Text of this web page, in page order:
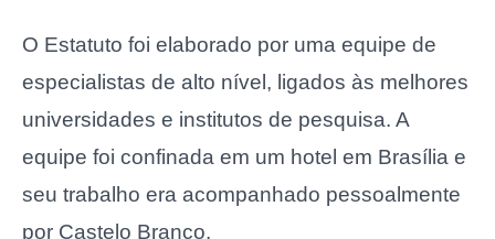
O Estatuto foi elaborado por uma equipe de
especialistas de alto nível, ligados às melhores
universidades e institutos de pesquisa. A
equipe foi confinada em um hotel em Brasília e
seu trabalho era acompanhado pessoalmente
por Castelo Branco.